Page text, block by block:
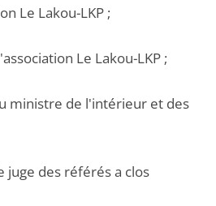
Le Lakou-LKP ;
Le Lakou-LKP ;
ministre de l'intérieur et des
juge des référés a clos